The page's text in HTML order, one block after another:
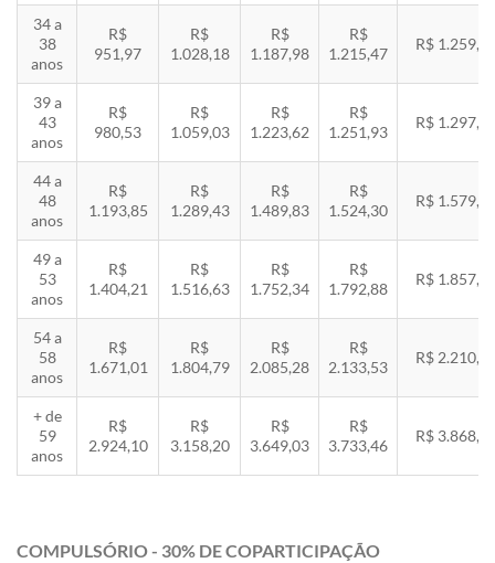
34 a
38
anos
R$
951,97
R$
1.028,18
R$
1.187,98
R$
1.215,47
R$
39 a
43
anos
R$
980,53
R$
1.059,03
R$
1.223,62
R$
1.251,93
R$
44 a
48
anos
R$
1.193,85
R$
1.289,43
R$
1.489,83
R$
1.524,30
R$
49 a
53
anos
R$
1.404,21
R$
1.516,63
R$
1.752,34
R$
1.792,88
R$
54 a
58
anos
R$
1.671,01
R$
1.804,79
R$
2.085,28
R$
2.133,53
R$
+ de
59
anos
R$
2.924,10
R$
3.158,20
R$
3.649,03
R$
3.733,46
R$
COMPULSÓRIO - 30% DE COPARTICIPAÇÃO